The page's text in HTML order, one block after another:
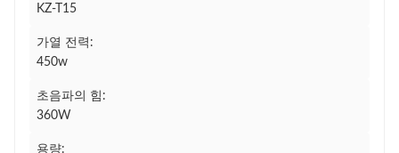
KZ-T15
가열 전력:
450w
초음파의 힘:
360W
용량: